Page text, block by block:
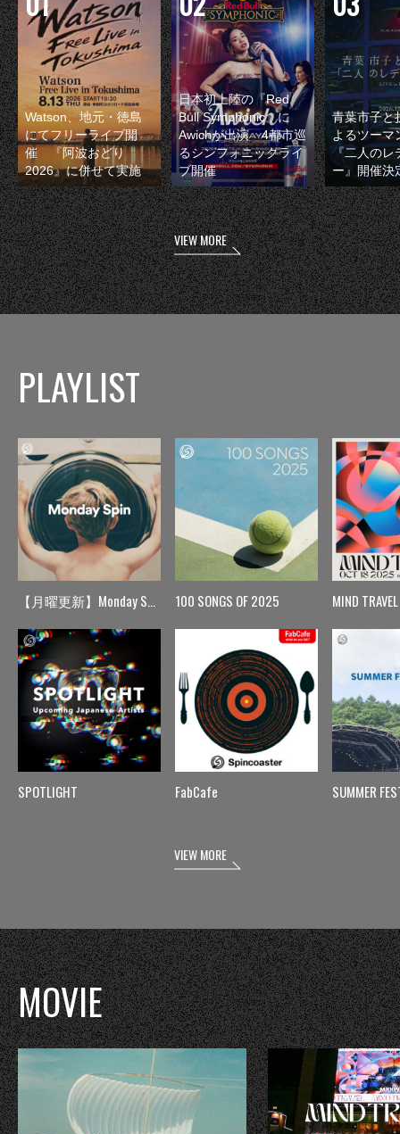
Watson、地元・徳島
にてフリーライブ開
催 『阿波おどり
2026』に併せて実施
日本初上陸の『Red
Bull Symphonic』に
Awichが出演 4都市巡
るシンフォニックライ
ブ開催
青葉市子と
よるツーマ
『二人のレ
ー』開催決
VIEW MORE
PLAYLIST
【月曜更新】Monday Spin
SPOTLIGHT
100 SONGS OF 2025
FabCafe
MIND TRAVEL
SUMMER
VIEW MORE
MOVIE